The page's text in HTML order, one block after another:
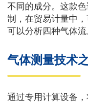
不同的成分。这款
制，在贸易计量中
可以分析四种气体流
气体测量技术
通过专用计算设备